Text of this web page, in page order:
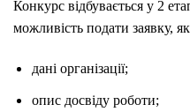
Конкурс відбувається у 2
можливість подати заявку,
дані організації;
опис досвіду роботи;